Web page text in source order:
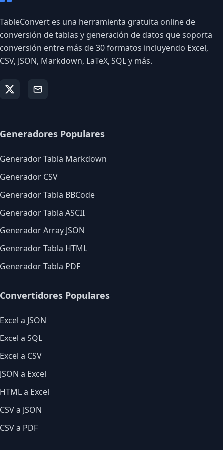
TableConvert es una herramienta gratuita online de
conversión de tablas y generación de datos que soporta
conversión entre más de 30 formatos incluyendo Excel,
CSV, JSON, Markdown, LaTeX, SQL y más.
Generadores Populares
Generador Tabla Markdown
Generador CSV
Generador Tabla BBCode
Generador Tabla ASCII
Generador Array JSON
Generador Tabla HTML
Generador Tabla PDF
Convertidores Populares
Excel a JSON
Excel a SQL
Excel a CSV
JSON a Excel
HTML a Excel
CSV a JSON
CSV a PDF